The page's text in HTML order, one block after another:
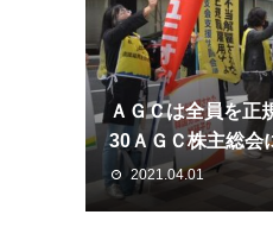
ＡＧＣは全員を正
30ＡＧＣ株主総会
2021.04.01